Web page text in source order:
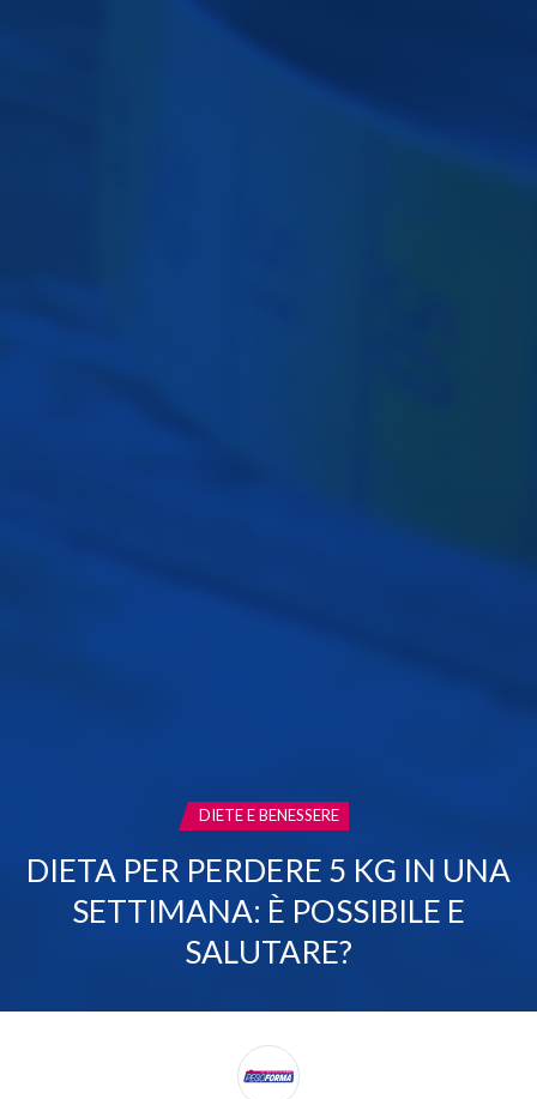
CATEGORIA:
DIETE E BENESSERE
DIETA PER PERDERE 5 KG IN UNA
SETTIMANA: È POSSIBILE E
SALUTARE?